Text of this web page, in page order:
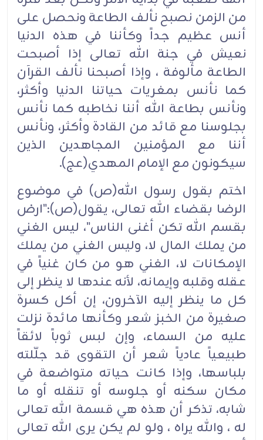
من الزمن نصبح نألف الطاعة ونحصل على
أنس عظيم جداً وكأننا في هذه الدنيا
نعيش في جنة الله تعالى إذا أصبحت
الطاعة مألوفة ، وإذا أصبحنا نألف القرآن
كما نأنس بمغريات حياتنا الدنيا وأكثر،
ونأنس بطاعة الله أننا نخاطبه كما نأنس
بجلوسنا مع قائد من القادة وأكثر، ونأنس
أننا مع المؤمنين المجاهدين الذين
سيكونون مع الإمام المهدي(عج).
اختم بقول رسول الله(ص) في موضوع
الرضا بقضاء الله تعالى، يقول(ص):"ارض
بقسم الله تكن أغنى الناس"، ليس الغني
من يملك المال لا، وليس الغني من يملك
الإمكانات لا، الغني هو من كان غنياً في
عقله وقلبه وإيمانه، لأنه عندها لا ينظر إلى
كل ما ينظر إليه الآخرون، إن أكل كسرة
صغيرة من الخبز شعر وكأنها مائدة نزلت
عليه من السماء، وإن لبس ثوباً لائقاً
طبيعياً عادياً شعر أن التقوى قد جلّلته
بلباسها، وإذا كانت حياته متواضعة في
مكان سكنه أو جلوسه أو تنقله أو ما
شابه، تذكر أن هذه هي قسمة الله تعالى
له ، والله يراه ، ولو لم يكن يرى الله تعالى